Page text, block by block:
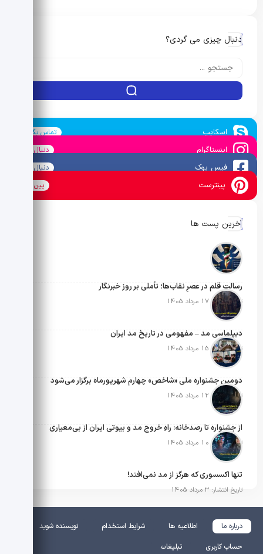
دنبال چیزی می گردی؟
اسکایپ تماس بگیرید
اینستاگرام دنبال کنید
فیس بوک دنبال کنید
پینترست پین کنید
آخرین پست ها
رسالتِ قلم در عصرِ نقاب‌ها؛ تأملی بر روز خبرنگار
تاریخ انتشار: 17 مرداد 1405
دیپلماسی مد – مفهومی در تاریخ مد ایران
تاریخ انتشار: 15 مرداد 1405
دومین جشنواره ملی «شاخص» چهارم شهریورماه برگزار می‌شود
تاریخ انتشار: 12 مرداد 1405
از جشنواره تا رصدخانه: راهِ خروج مد و بیوتی ایران از بی‌معیاری
تاریخ انتشار: 10 مرداد 1405
تنها اکسسوری که هرگز از مد نمی‌افتد!
تاریخ انتشار: 3 مرداد 1405
درباره ما اطلاعیه ها شرایط استخدام
نویسنده شوید
حساب کاربری
تبلیغات